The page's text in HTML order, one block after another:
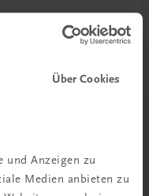
Über Cookies
und Anzeigen zu
Medien anbieten zu